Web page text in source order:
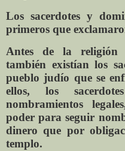
Los sacerdotes y
primeros que
Antes de la religión
también existían los
pueblo judío que se
ellos, los
nombramientos
poder para seguir
dinero que por
templo.